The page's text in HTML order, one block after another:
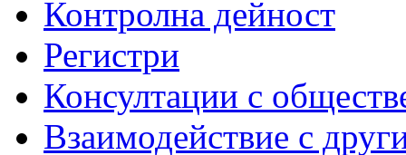
Контролна дейност
Регистри
Консултации с
Взаимодействие с